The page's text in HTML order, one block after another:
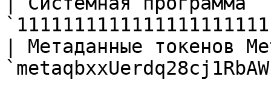
| Метаданные токенов